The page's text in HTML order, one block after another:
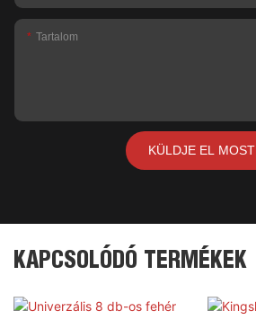
Tartalom
KÜLDJE EL MOST
KAPCSOLÓDÓ TERMÉKEK